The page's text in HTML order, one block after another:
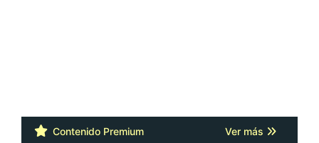
Contenido Premium Ver más